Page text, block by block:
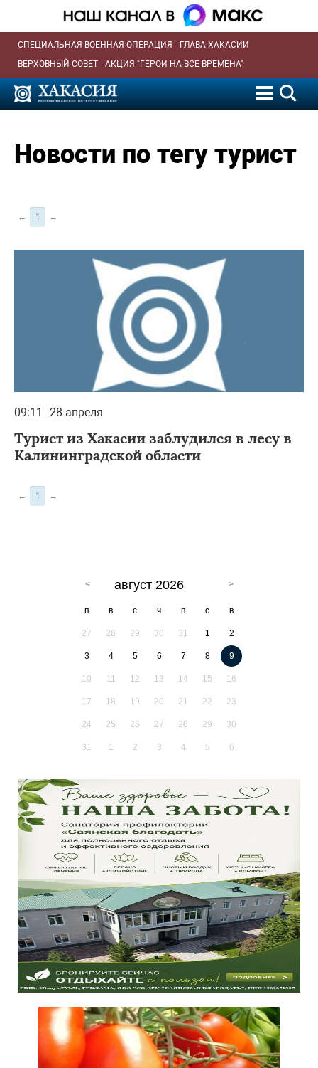
СПЕЦИАЛЬНАЯ ВОЕННАЯ ОПЕРАЦИЯ
ГЛАВА ХАКАСИИ
ВЕРХОВНЫЙ СОВЕТ
АКЦИЯ "ГЕРОИ НА ВСЕ ВРЕМЕНА"
Новости по тегу турист
← 1 →
09:11 28 апреля
Турист из Хакасии заблудился в лесу в
Калининградской области
← 1 →
август 2026
п в с ч п с в
27 28 29 30 31 1 2
3 4 5 6 7 8 9
10 11 12 13 14 15 16
17 18 19 20 21 22 23
24 25 26 27 28 29 30
31 1 2 3 4 5 6